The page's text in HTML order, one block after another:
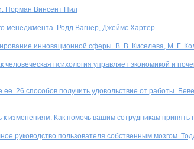
Норман Винсент Пил
менеджмента. Родд Вагнер, Джеймс Хартер
инновационной сферы. В. В. Киселева, М. Г.
человеческая психология управляет экономикой и
ее. 26 способов получить удовольствие от работы.
к изменениям. Как помочь вашим сотрудникам
руководство пользователя собственным мозгом.